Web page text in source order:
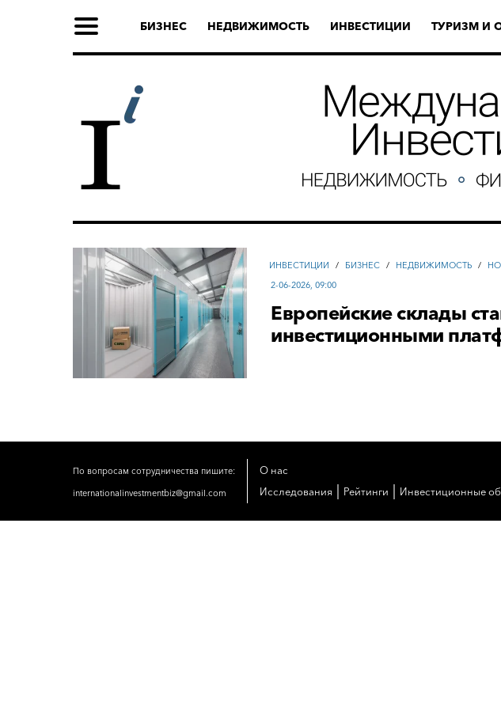
БИЗНЕС НЕДВИЖИМОСТЬ ИНВЕСТИЦИИ ТУРИЗМ И
ИНВЕСТИЦИИ / БИЗНЕС / НЕДВИЖИМОСТЬ /
2-06-2026, 09:00
Европейские склады
инвестиционными
По вопросам сотрудничества пишите:
internationalinvestmentbiz@gmail.com
О нас
Исследования
Рейтинги Инвестиционные